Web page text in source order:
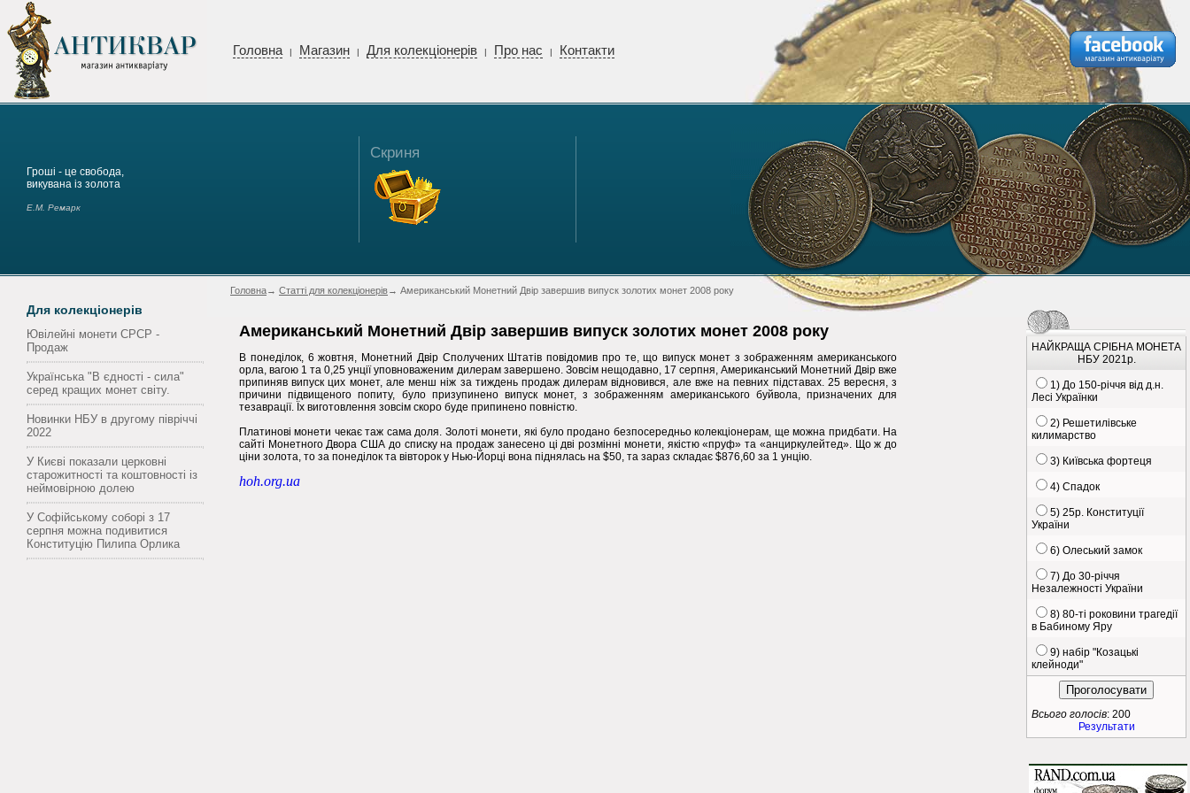
Головна | Магазин | Для колекціонерів | Про нас | Контакти
Гроші - це свобода,
викувана із золота
Е.М. Ремарк
Скриня
Для колекціонерів
Ювілейні монети СРСР -
Продаж
Українська "В єдності - сила"
серед кращих монет світу.
Новинки НБУ в другому півріччі
2022
У Києві показали церковні
старожитності та коштовності із
неймовірною долею
У Софійському соборі з 17
серпня можна подивитися
Конституцію Пилипа Орлика
Головна→ Статті для колекціонерів→ Американський Монетний Двір завершив випуск золотих монет 2008 року
Американський Монетний Двір завершив випуск золотих монет 2008 року
В понеділок, 6 жовтня, Монетний Двір Сполучених Штатів повідомив про те, що випуск монет з зображенням американського
орла, вагою 1 та 0,25 унції уповноваженим дилерам завершено. Зовсім нещодавно, 17 серпня, Американський Монетний Двір вже
припиняв випуск цих монет, але менш ніж за тиждень продаж дилерам відновився, але вже на певних підставах. 25 вересня, з
причини підвищеного попиту, було призупинено випуск монет, з зображенням американського буйвола, призначених для
тезаврації. Їх виготовлення зовсім скоро буде припинено повністю.
Платинові монети чекає таж сама доля. Золоті монети, які було продано безпосередньо колекціонерам, ще можна придбати. На
сайті Монетного Двора США до списку на продаж занесено ці дві розмінні монети, якістю «пруф» та «анциркулейтед». Що ж до
ціни золота, то за понеділок та вівторок у Нью-Йорці вона піднялась на $50, та зараз складає $876,60 за 1 унцію.
hoh.org.ua
НАЙКРАЩА СРІБНА МОНЕТА
НБУ 2021р.
1) До 150-річчя від д.н.
Лесі Українки
2) Решетилівське
килимарство
3) Київська фортеця
4) Спадок
5) 25р. Конституції
України
6) Олеський замок
7) До 30-річчя
Незалежності України
8) 80-ті роковини трагедії
в Бабиному Яру
9) набір "Козацькі
клейноди"
Всього голосів: 200
Результати